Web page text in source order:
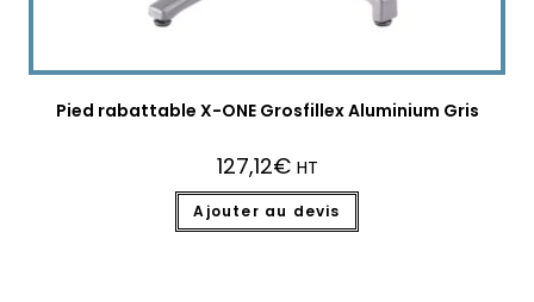
Pied rabattable X-ONE Grosfillex Aluminium Gris
127,12€ HT
Ajouter au devis